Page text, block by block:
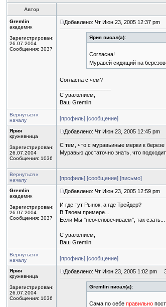
Автор
Gremlin
академик
Зарегистрирован:
26.07.2004
Сообщения: 3037
Добавлено: Чт Июн 23, 2005 12:37 pm
Ярия писал(а):
Согласна!
Муравей сидящий на
Согласна с чем?
С уважением,
Ваш Gremlin
Вернуться к
началу
[профиль] [сообщение]
Ярия
кружевница
Зарегистрирован:
26.07.2004
Сообщения: 1036
Добавлено: Чт Июн 23, 2005 12:45 pm
C тем, что с муравьиные мерки к березе
Муравью достаточно знать, что
Вернуться к
началу
[профиль] [сообщение] [письмо]
Gremlin
академик
Зарегистрирован:
26.07.2004
Сообщения: 3037
Добавлено: Чт Июн 23, 2005 12:59 pm
И где тут Рынок, а где Трейдер?
В Твоем примере...
Если Мы "неочеловечиваем", так сзать...
С уважением,
Ваш Gremlin
Вернуться к
началу
[профиль] [сообщение]
Ярия
кружевница
Зарегистрирован:
26.07.2004
Сообщения: 1036
Добавлено: Чт Июн 23, 2005 1:02 pm
Gremlin писал(а):
Сама по себе правильно